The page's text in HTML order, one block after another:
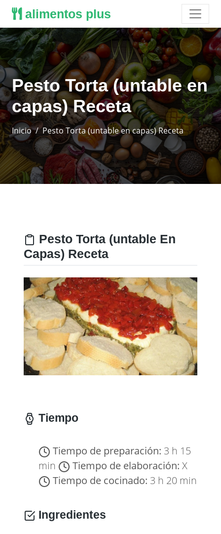
alimentos plus
Pesto Torta (untable en
capas) Receta
Inicio Pesto Torta (untable en capas) Receta
Pesto Torta (untable En
Capas) Receta
Tiempo
Tiempo de preparación: 3 h 15
min
Tiempo de elaboración: X
Tiempo de cocinado: 3 h 20 min
Ingredientes